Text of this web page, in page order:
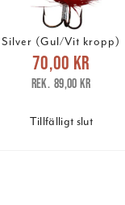
Silver (Gul/Vit kropp)
Nuvarande pris:
70,00 krTidigare pris
89,00 kr
70,00 kr
89,00 kr
Tillfälligt slut